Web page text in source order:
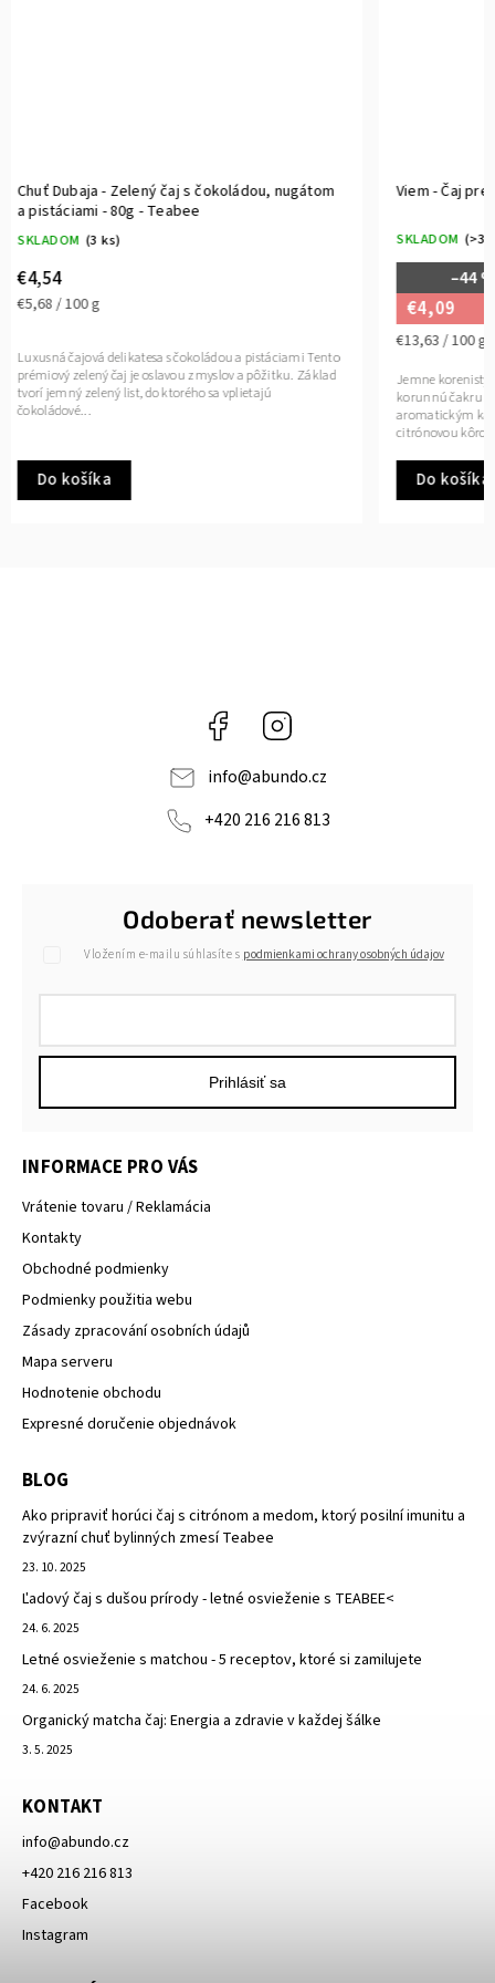
Chuť Dubaja - Zelený čaj s čokoládou, nugátom
a pistáciami - 80g - Teabee
SKLADOM (3 ks)
€4,54
€5,68 / 100 g
Do košíka
Luxusná čajová delikatesa s čokoládou a pistáciami Tento
prémiový zelený čaj je oslavou zmyslov a pôžitku. Základ
tvorí jemný zelený list, do ktorého sa vplietajú
čokoládové...
Viem - Čaj
SKLADOM
€4,09
€13,63 /
Do
Jemne
korunnú
citrónovou
Facebook
info@abundo.cz
+420 216 216 813
INFORMACE PRO VÁS
Vrátenie tovaru / Reklamácia
Kontakty
Obchodné podmienky
Podmienky použitia webu
Zásady zpracování osobních údajů
Mapa serveru
Hodnotenie obchodu
Expresné doručenie objednávok
Odoberať newsletter
Vložením e-mailu súhlasíte s podmienkami ochrany osobných údajov
Prihlásiť sa
BLOG
Ako pripraviť horúci čaj s citrónom a medom, ktorý posilní imunitu a
zvýrazní chuť bylinných zmesí Teabee
23. 10. 2025
Ľadový čaj s dušou prírody - letné osvieženie s TEABEE<
24. 6. 2025
Letné osvieženie s matchou - 5 receptov, ktoré si zamilujete
24. 6. 2025
Organický matcha čaj: Energia a zdravie v každej šálke
3. 5. 2025
KONTAKT
info@abundo.cz
+420 216 216 813
Facebook
Instagram